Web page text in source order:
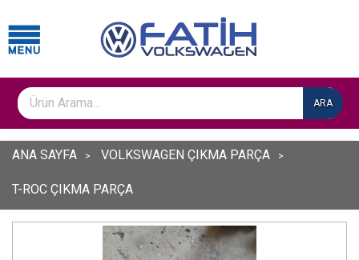
ARA
ANA SAYFA VOLKSWAGEN ÇIKMA PARÇA
T-ROC ÇIKMA PARÇA